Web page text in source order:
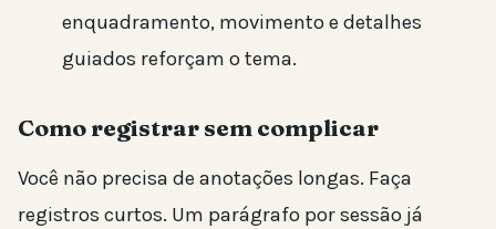
enquadramento, movimento e detalhes
guiados reforçam o tema.
Como registrar sem complicar
Você não precisa de anotações longas. Faça
registros curtos. Um parágrafo por sessão já